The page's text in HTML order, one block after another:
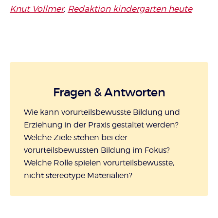
Knut Vollmer, Redaktion kindergarten heute
Fragen & Antworten
Wie kann vorurteilsbewusste Bildung und
Erziehung in der Praxis gestaltet werden?
Welche Ziele stehen bei der
vorurteilsbewussten Bildung im Fokus?
Welche Rolle spielen vorurteilsbewusste,
nicht stereotype Materialien?